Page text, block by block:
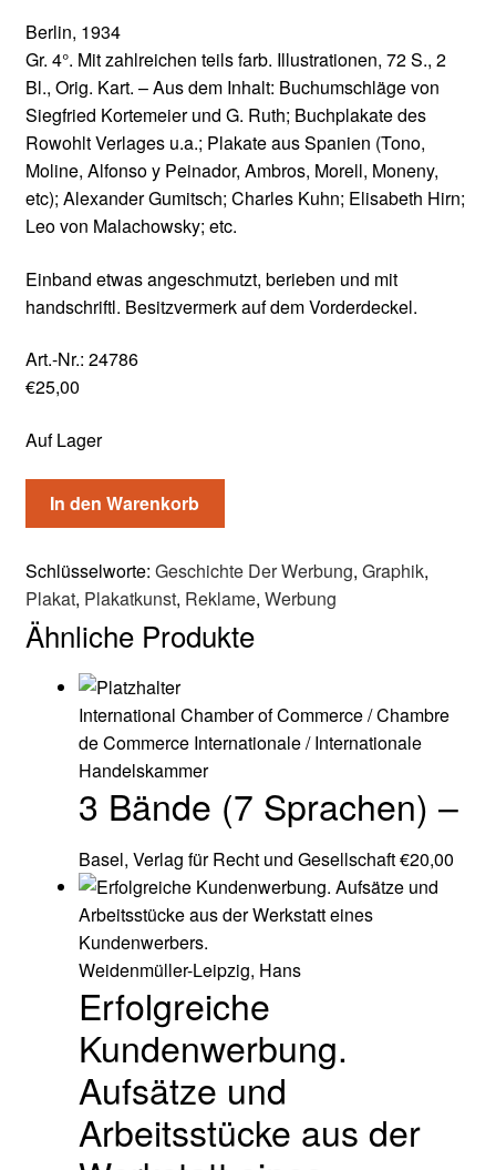
Berlin, 1934
Gr. 4°. Mit zahlreichen teils farb. Illustrationen, 72 S., 2
Bl., Orig. Kart. – Aus dem Inhalt: Buchumschläge von
Siegfried Kortemeier und G. Ruth; Buchplakate des
Rowohlt Verlages u.a.; Plakate aus Spanien (Tono,
Moline, Alfonso y Peinador, Ambros, Morell, Moneny,
etc); Alexander Gumitsch; Charles Kuhn; Elisabeth Hirn;
Leo von Malachowsky; etc.
Einband etwas angeschmutzt, berieben und mit
handschriftl. Besitzvermerk auf dem Vorderdeckel.
Art.-Nr.: 24786
€25,00
Auf Lager
In den Warenkorb
Schlüsselworte: Geschichte Der Werbung, Graphik,
Plakat, Plakatkunst, Reklame, Werbung
Ähnliche Produkte
International Chamber of Commerce / Chambre
de Commerce Internationale / Internationale
Handelskammer
3 Bände (7 Sprachen) –
Basel, Verlag für Recht und Gesellschaft€20,00
Weidenmüller-Leipzig, Hans
Erfolgreiche
Kundenwerbung.
Aufsätze und
Arbeitsstücke aus der